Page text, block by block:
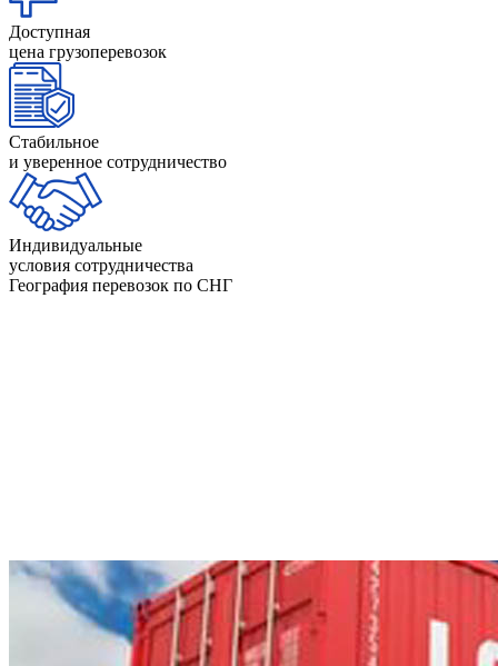
Доступная
цена грузоперевозок
Стабильное
и уверенное сотрудничество
Индивидуальные
условия сотрудничества
География перевозок по СНГ